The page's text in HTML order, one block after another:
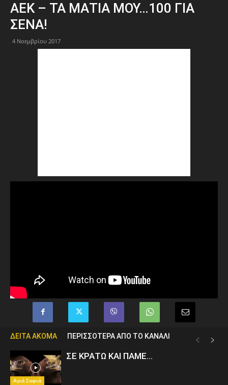
ΑΕΚ – ΤΑ ΜΑΤΙΑ ΜΟΥ…100 ΓΙΑ
ΣΕΝΑ!
4 Νοεμβρίου 2017
ΔΕΙΤΑ ΑΚΟΜΑ ΠΕΡΙΣΣΟΤΕΡΑ ΑΠΟ ΤΟ ΚΑΝΑΛΙ
Αγιά Σοφιά
ΣΕ ΚΡΑΤΩ ΚΑΙ ΠΑΜΕ…